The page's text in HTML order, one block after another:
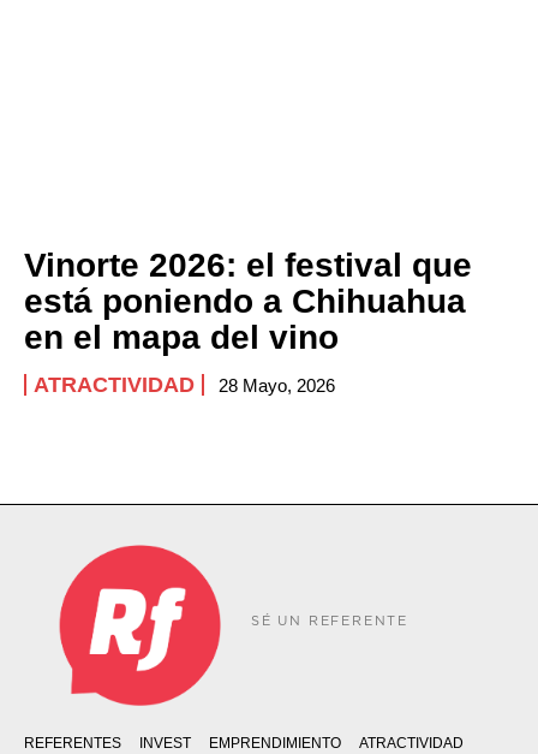
Vinorte 2026: el festival que
está poniendo a Chihuahua
en el mapa del vino
ATRACTIVIDAD 28 Mayo, 2026
SÉ UN REFERENTE
REFERENTES INVEST EMPRENDIMIENTO
ATRACTIVIDAD